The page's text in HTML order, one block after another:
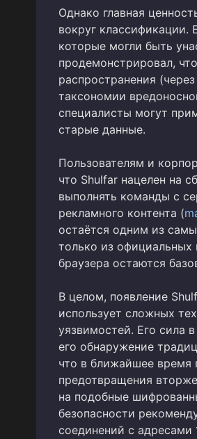
Однако главная
вокруг классификации.
которые могли быть
продемонстрировал,
распространения
таксономии
специалисты могут
старые данные.
Пользователям и
что Shulfar нацелен на
выполнять команды с
рекламного контента (
остаётся одним из
только из
браузера остаются
В целом, появление
использует сложных
уязвимостей. Его сила
его обнаружение
что в ближайшее время
предотвращения
на подобные
безопасности
соединений с адресами